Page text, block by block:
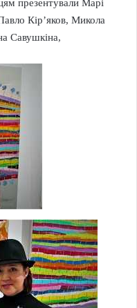
презентували Марі
Кір’яков, Микола
Савушкіна,